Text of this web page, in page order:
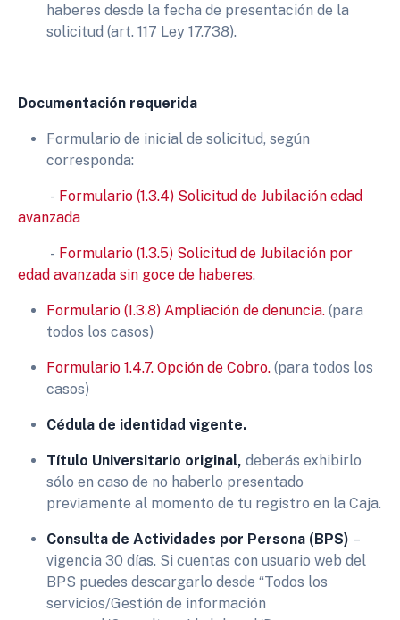
haberes desde la fecha de presentación de la
solicitud (art. 117 Ley 17.738).
Documentación requerida
Formulario de inicial de solicitud, según
corresponda:
- Formulario (1.3.4) Solicitud de Jubilación edad
avanzada
- Formulario (1.3.5) Solicitud de Jubilación por
edad avanzada sin goce de haberes.
Formulario (1.3.8) Ampliación de denuncia. (para
todos los casos)
Formulario 1.4.7. Opción de Cobro. (para todos los
casos)
Cédula de identidad vigente.
Título Universitario original, deberás exhibirlo
sólo en caso de no haberlo presentado
previamente al momento de tu registro en la Caja.
Consulta de Actividades por Persona (BPS) –
vigencia 30 días. Si cuentas con usuario web del
BPS puedes descargarlo desde “Todos los
servicios/Gestión de información